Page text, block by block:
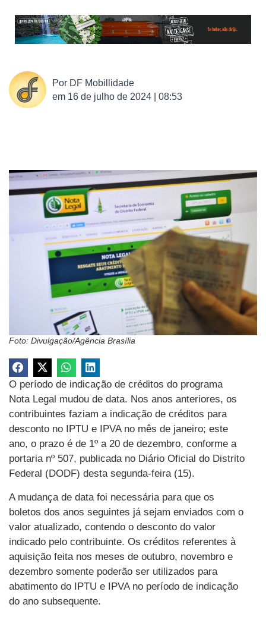
Por DF Mobillidade
em 16 de julho de 2024 | 08:53
Foto: Divulgação/Agência Brasília
O período de indicação de créditos do programa
Nota Legal mudou de data. Nos anos anteriores, os
contribuintes faziam a indicação de créditos para
desconto no IPTU e IPVA no mês de janeiro; este
ano, o prazo é de 1º a 20 de dezembro, conforme a
portaria nº 507, publicada no Diário Oficial do Distrito
Federal (DODF) desta segunda-feira (15).
A mudança de data foi necessária para que os
boletos dos anos seguintes já sejam enviados com o
valor atualizado, contendo o desconto do valor
indicado pelo contribuinte. Os créditos referentes à
aquisição feita nos meses de outubro, novembro e
dezembro somente poderão ser utilizados para
abatimento do IPTU e IPVA no período de indicação
do ano subsequente.